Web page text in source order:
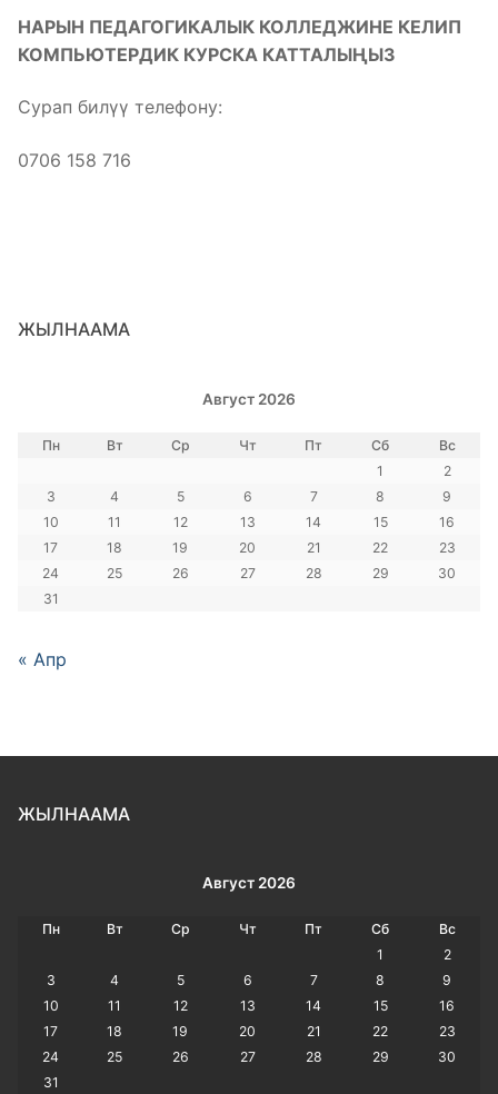
НАРЫН ПЕДАГОГИКАЛЫК КОЛЛЕДЖИНЕ КЕЛИП
КОМПЬЮТЕРДИК КУРСКА КАТТАЛЫҢЫЗ
Сурап билүү телефону:
0706 158 716
ЖЫЛНААМА
Август 2026
Пн Вт Ср Чт Пт Сб
Вс
1
2
3
4 5 6 7 8
9
10
11 12 13 14 15
16
17
18 19 20 21 22
23
24
25 26 27 28 29
30
31
« Апр
ЖЫЛНААМА
Август 2026
Пн Вт Ср Чт Пт Сб
Вс
1
2
3
4 5 6 7 8
9
10
11 12 13 14 15
16
17
18 19 20 21 22
23
24
25 26 27 28 29
30
31